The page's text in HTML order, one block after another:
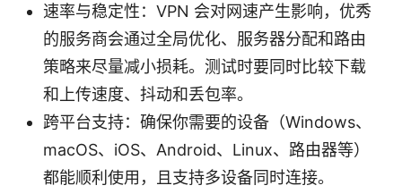
速率与稳定性：VPN 会对网速产生影响，优秀
的服务商会通过全局优化、服务器分配和路由
策略来尽量减小损耗。测试时要同时比较下载
和上传速度、抖动和丢包率。
跨平台支持：确保你需要的设备（Windows、
macOS、iOS、Android、Linux、路由器等）
都能顺利使用，且支持多设备同时连接。